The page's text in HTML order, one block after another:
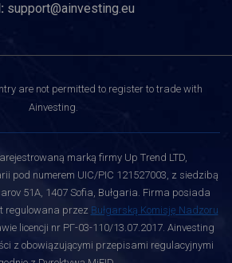
support@ainvesting.eu
are not permitted to register to trade with
Ainvesting.
marką firmy Up Trend LTD,
pod numerem UIC/PIC 121527003, z siedzibą
51A, 1407 Sofia, Bułgaria. Firma posiada
regulowana przez Bułgarską Komisję Nadzoru
licencji nr РГ-03-110/13.07.2017. Ainvesting
z obowiązującymi przepisami regulacyjnymi